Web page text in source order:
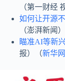
（第一财经
如何让开源
（澎湃新闻）
瞄准AI等新
报）（新华